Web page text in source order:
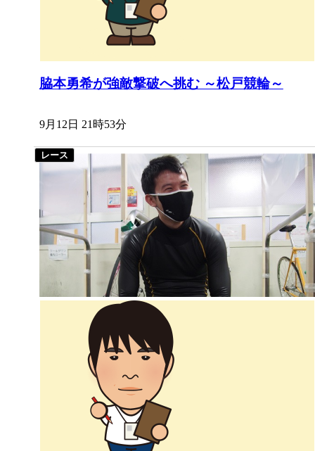
脇本勇希が強敵撃破へ挑む ～松戸競輪～
9月12日 21時53分